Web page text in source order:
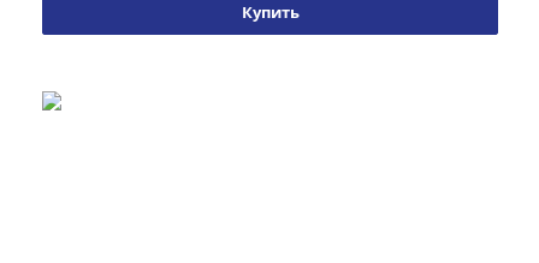
Купить